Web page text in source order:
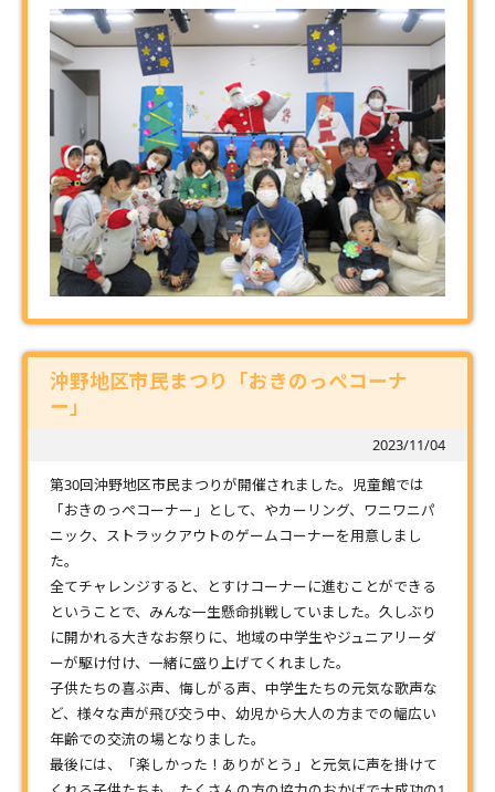
沖野地区市民まつり「おきのっぺコーナ
ー」
2023/11/04
第30回沖野地区市民まつりが開催されました。児童館では
「おきのっぺコーナー」として、やカーリング、ワニワニパ
ニック、ストラックアウトのゲームコーナーを用意しまし
た。
全てチャレンジすると、とすけコーナーに進むことができる
ということで、みんな一生懸命挑戦していました。久しぶり
に開かれる大きなお祭りに、地域の中学生やジュニアリーダ
ーが駆け付け、一緒に盛り上げてくれました。
子供たちの喜ぶ声、悔しがる声、中学生たちの元気な歌声な
ど、様々な声が飛び交う中、幼児から大人の方までの幅広い
年齢での交流の場となりました。
最後には、「楽しかった！ありがとう」と元気に声を掛けて